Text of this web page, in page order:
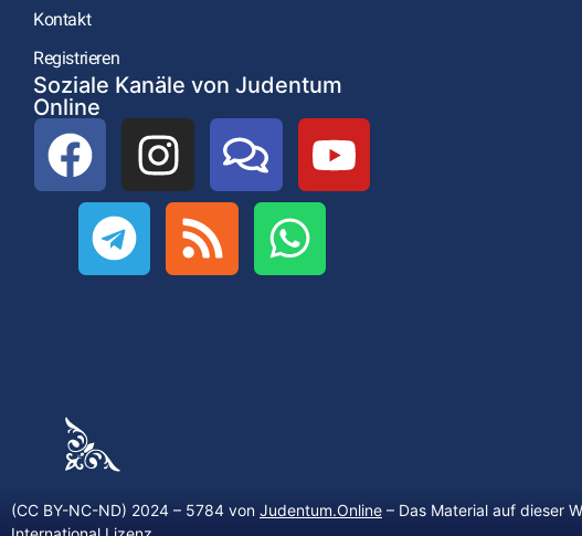
Kontakt
Registrieren
Soziale Kanäle von Judentum
Online
(CC BY-NC-ND) 2024 – 5784 von Judentum.Online – Das Material auf dieser